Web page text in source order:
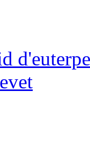
d'euterpe